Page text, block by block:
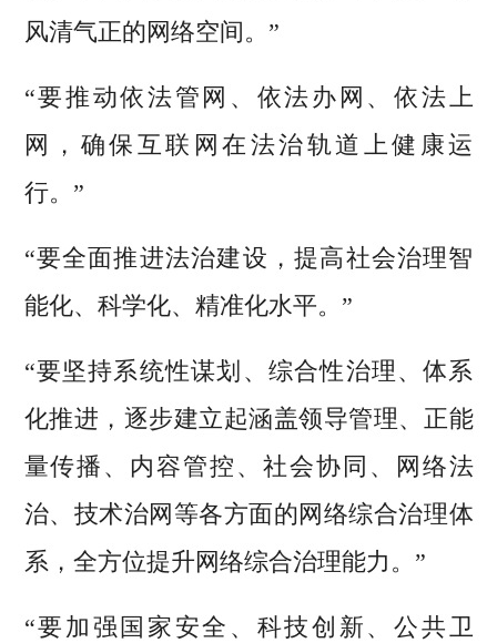
风清气正的网络空间。”
“要推动依法管网、依法办网、依法上
网，确保互联网在法治轨道上健康运
行。”
“要全面推进法治建设，提高社会治理智
能化、科学化、精准化水平。”
“要坚持系统性谋划、综合性治理、体系
化推进，逐步建立起涵盖领导管理、正能
量传播、内容管控、社会协同、网络法
治、技术治网等各方面的网络综合治理体
系，全方位提升网络综合治理能力。”
“要加强国家安全、科技创新、公共卫